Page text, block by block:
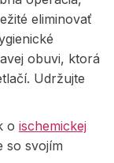
eliminovať
obuvi, ktorá
Udržujte
o ischemickej
so svojím